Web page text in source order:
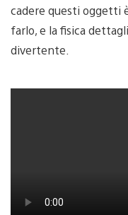
cadere questi oggetti
farlo, e la fisica
divertente.